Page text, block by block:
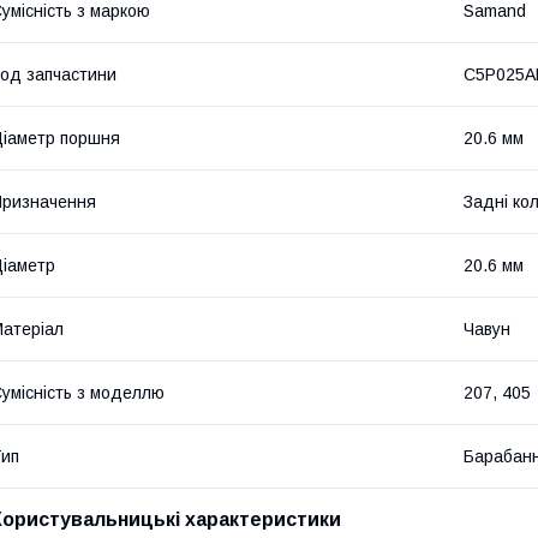
з маркою Samand
запчастини
поршня 20.6 мм
Задні
20.6 мм
Чавун
з моделлю 207, 405
характеристики